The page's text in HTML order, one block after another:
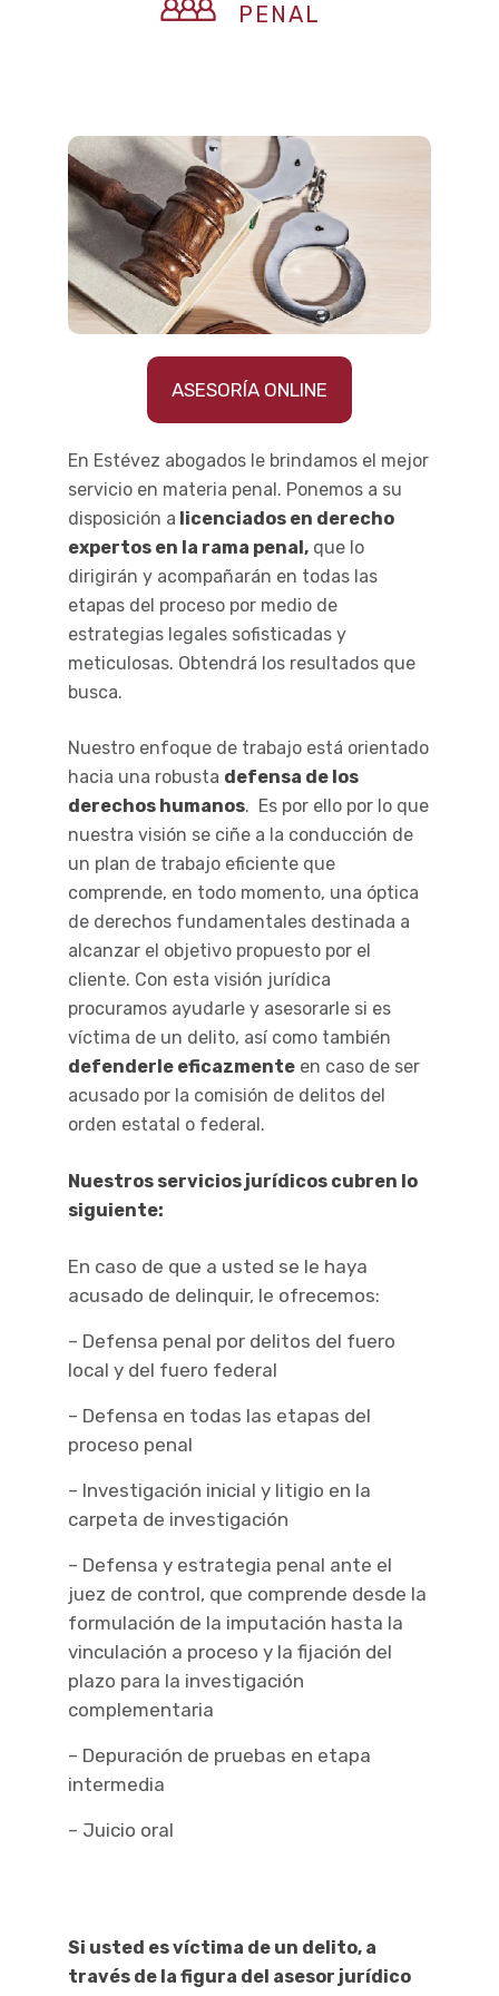
PENAL
ASESORÍA ONLINE
En Estévez abogados le brindamos el mejor
servicio en materia penal. Ponemos a su
disposición a licenciados en derecho
expertos en la rama penal,que lo
dirigirán y acompañarán en todas las
etapas del proceso por medio de
estrategias legales sofisticadas y
meticulosas. Obtendrá los resultados que
busca.
Nuestro enfoque de trabajo está orientado
hacia una robusta defensa de los
derechos humanos. Es por ello por lo que
nuestra visión se ciñe a la conducción de
un plan de trabajo eficiente que
comprende, en todo momento, una óptica
de derechos fundamentales destinada a
alcanzar el objetivo propuesto por el
cliente. Con esta visión jurídica
procuramos ayudarle y asesorarle si es
víctima de un delito, así como también
defenderle eficazmenteen caso de ser
acusado por la comisión de delitos del
orden estatal o federal.
Nuestros servicios jurídicos cubren lo
siguiente:
En caso de que a usted se le haya
acusado de delinquir, le ofrecemos:
– Defensa penal por delitos del fuero
local y del fuero federal
– Defensa en todas las etapas del
proceso penal
– Investigación inicial y litigio en la
carpeta de investigación
– Defensa y estrategia penal ante el
juez de control, que comprende desde la
formulación de la imputación hasta la
vinculación a proceso y la fijación del
plazo para la investigación
complementaria
– Depuración de pruebas en etapa
intermedia
– Juicio oral
Si usted es víctima de un delito, a
través de la figura del asesor jurídico